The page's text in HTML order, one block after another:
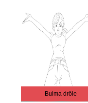
Bulma drôle